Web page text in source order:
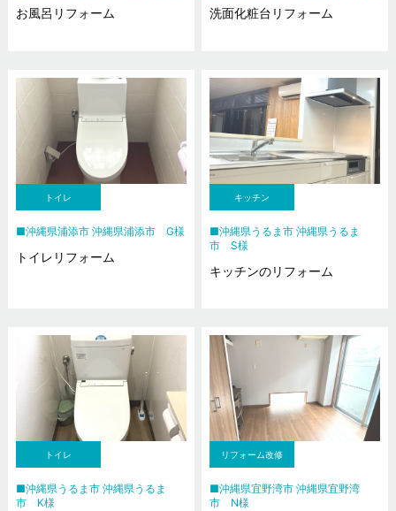
お風呂リフォーム 洗面化粧台リフォーム
トイレ
沖縄県浦添市 沖縄県浦添市 G様
トイレリフォーム
キッチン
沖縄県うるま市 沖縄県うるま
市 S様
キッチンのリフォーム
トイレ
沖縄県うるま市 沖縄県うるま
市 K様
リフォーム改修
沖縄県宜野湾市 沖縄県宜野湾
市 N様